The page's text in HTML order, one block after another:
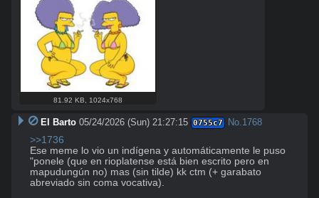
81.92 KB 1024x768
El Barto 05/24/2026 (Sun) 21:27:15 0755c7 No.1768
>>1736
Ese meme lo vio un indígena y automáticamente le puso
"ponele (que en rioplatense está bien escrito pero en
mapudungún no) mas (sin tilde) kk ctm (+ garabato
abreviado sin coma vocativa).